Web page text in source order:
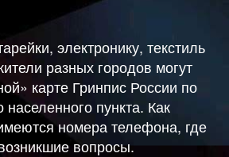
электронику, текстиль
разных городов могут
карте Гринпис России по
пункта. Как
номера телефона, где
вопросы.